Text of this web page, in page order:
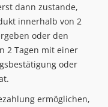
dann zustande,
innerhalb von 2
oder den
2 Tagen mit einer
oder
ermöglichen,